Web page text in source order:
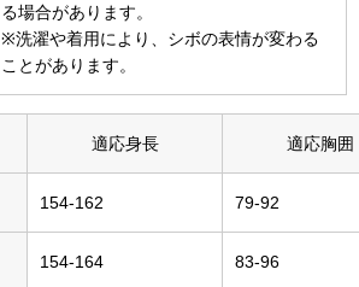
ウオッチ／ア
ウオッチ
ネックレス
る場合があります。
※洗濯や着用により、シボの表情が変わる
ことがあります。
適応身長 適応胸囲
154-162 79-92
154-164 83-96